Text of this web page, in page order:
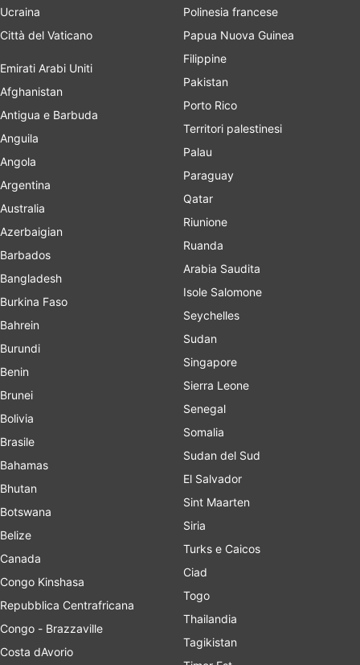
Ucraina
Città del Vaticano
Emirati Arabi Uniti
Afghanistan
Antigua e Barbuda
Anguila
Angola
Argentina
Australia
Azerbaigian
Barbados
Bangladesh
Burkina Faso
Bahrein
Burundi
Benin
Brunei
Bolivia
Brasile
Bahamas
Bhutan
Botswana
Belize
Canada
Congo Kinshasa
Repubblica Centrafricana
Congo - Brazzaville
Costa dAvorio
Polinesia francese
Papua Nuova Guinea
Filippine
Pakistan
Porto Rico
Territori palestinesi
Palau
Paraguay
Qatar
Riunione
Ruanda
Arabia Saudita
Isole Salomone
Seychelles
Sudan
Singapore
Sierra Leone
Senegal
Somalia
Sudan del Sud
El Salvador
Sint Maarten
Siria
Turks e Caicos
Ciad
Togo
Thailandia
Tagikistan